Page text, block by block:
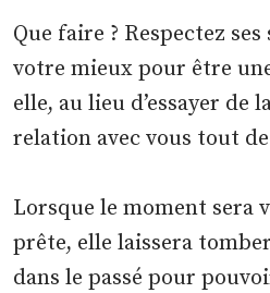
Que faire ? Respectez
votre mieux pour être
elle, au lieu d’essayer de
relation avec vous tout
Lorsque le moment sera
prête, elle laissera
dans le passé pour